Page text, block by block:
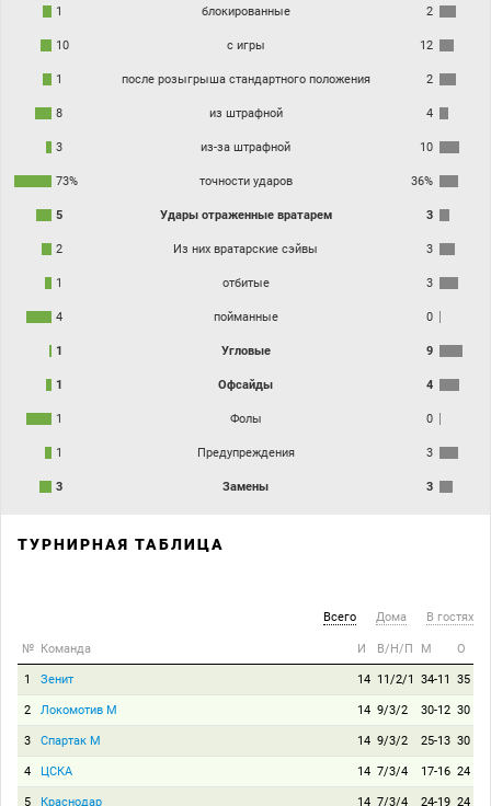
1 блокированные 2
10 с игры 12
1 после розыгрыша стандартного положения 2
8 из штрафной 4
3 из-за штрафной 10
73% точности ударов 36%
5 Удары отраженные вратарем 3
2 Из них вратарские сэйвы 3
1 отбитые 3
4 пойманные 0
1 Угловые 9
1 Офсайды 4
1 Фолы 0
1 Предупреждения 3
3 Замены 3
ТУРНИРНАЯ ТАБЛИЦА
Всего Дома В гостях
№ Команда И В/Н/П М О
1 Зенит 14 11/2/1 34-11 35
2 Локомотив М 14 9/3/2 30-12 30
3 Спартак М 14 9/3/2 25-13 30
4 ЦСКА 14 7/3/4 17-16 24
5 Краснодар 14 7/3/4 24-19 24